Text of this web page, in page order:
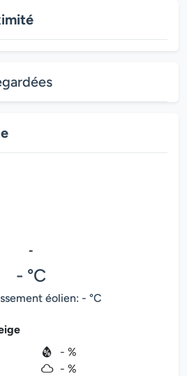
-
- °C
éolien: - °C
- %
- %